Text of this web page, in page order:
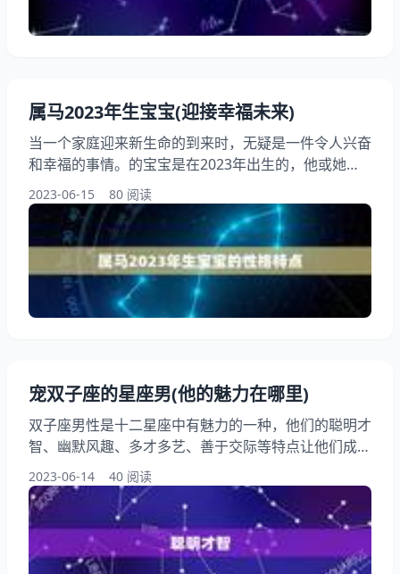
种自信和自尊心的表现，让她们在校园中很容易成为人
们关注的焦点。
属马2023年生宝宝(迎接幸福未来)
当一个家庭迎来新生命的到来时，无疑是一件令人兴奋
和幸福的事情。的宝宝是在2023年出生的，他或她将
是一只属马的小马宝宝。属马的人通常被认为是活力、
热情洋溢和勇敢无畏的，你的宝宝也将拥有这些特质。
在这篇中，我们将讨论属马2023年生宝宝的性格特
点、职业发展和生活建议，帮助你更好地迎接幸福未
来。 一、属马2023年生宝宝的性格特点 1.活力 属马的
人通常活力，喜欢冒险和尝试新事物
2023-06-15 80 阅读
宠双子座的星座男(他的魅力在哪里)
双子座男性是十二星座中有魅力的一种，他们的聪明才
智、幽默风趣、多才多艺、善于交际等特点让他们成为
众人瞩目的焦点。宠双子座的星座男又有何不同呢？他
的魅力在哪里？本文将详细讨论这个话题，带你一起了
解这个神秘而迷人的星座男。 一、聪明才智 双子座男
性天生聪明，他们具有敏锐的思维和快速的反应。他们
能够迅速地理解和掌握新知识，并能够将这些知识应用
2023-06-14 40 阅读